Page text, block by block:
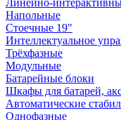
Линейно-
Напольные
Стоечные 19"
Интеллектуальное
Трёхфазные
Модульные
Батарейные блоки
Шкафы для батарей,
Автоматические
Однофазные